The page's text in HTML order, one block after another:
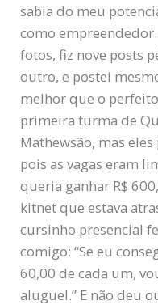
sabia do meu
como
fotos, fiz nove posts
outro, e postei
melhor que o
primeira turma de
Mathewsão, mas
pois as vagas eram
queria ganhar R$
kitnet que estava
cursinho presencial
comigo: “Se eu
60,00 de cada um,
aluguel.” E não deu